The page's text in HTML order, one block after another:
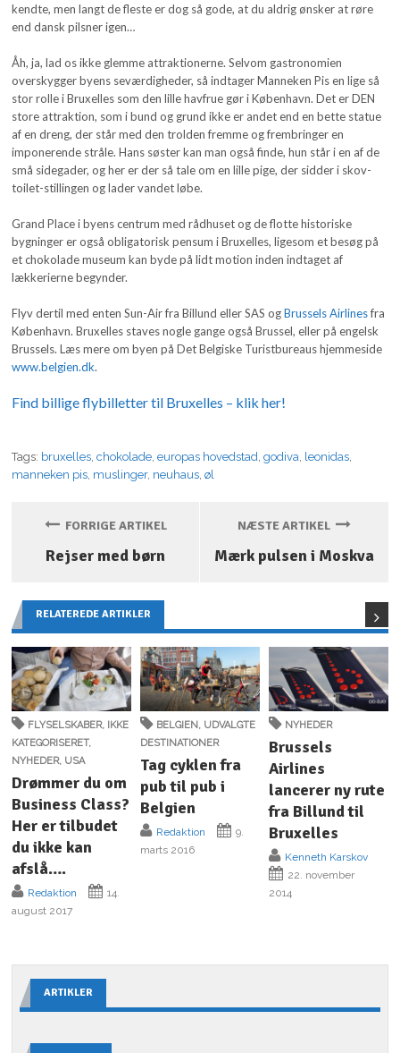
kendte, men langt de fleste er dog så gode, at du aldrig ønsker at røre
end dansk pilsner igen…
Åh, ja, lad os ikke glemme attraktionerne. Selvom gastronomien
overskygger byens seværdigheder, så indtager Manneken Pis en lige så
stor rolle i Bruxelles som den lille havfrue gør i København. Det er DEN
store attraktion, som i bund og grund ikke er andet end en bette statue
af en dreng, der står med den trolden fremme og frembringer en
imponerende stråle. Hans søster kan man også finde, hun står i en af de
små sidegader, og her er der så tale om en lille pige, der sidder i skov-
toilet-stillingen og lader vandet løbe.
Grand Place i byens centrum med rådhuset og de flotte historiske
bygninger er også obligatorisk pensum i Bruxelles, ligesom et besøg på
et chokolade museum kan byde på lidt motion inden indtaget af
lækkerierne begynder.
Flyv dertil med enten Sun-Air fra Billund eller SAS ogBrussels Airlinesfra
København. Bruxelles staves nogle gange også Brussel, eller på engelsk
Brussels. Læs mere om byen på Det Belgiske Turistbureaus hjemmeside
www.belgien.dk.
Find billige flybilletter til Bruxelles – klik her!
Tags: bruxelles,chokolade,europas hovedstad,godiva, leonidas,
manneken pis, muslinger, neuhaus,øl
FORRIGE ARTIKEL
Rejser med børn
NÆSTE ARTIKEL
Mærk pulsen i Moskva
RELATEREDE ARTIKLER
FLYSELSKABER, IKKE
KATEGORISERET,
NYHEDER, USA
Drømmer du om
Business Class?
Her er tilbudet
du ikke kan
afslå….
Redaktion
14.
august 2017
BELGIEN UDVALGTE
DESTINATIONER
Tag cyklen fra
pub til pub i
Belgien
Redaktion
9.
marts 2016
NYHEDER
Brussels
Airlines
lancerer ny rute
fra Billund til
Bruxelles
Kenneth Karskov
22. november
2014
ARTIKLER